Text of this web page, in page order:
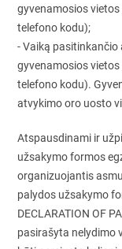
gyvenamosios
telefono kodu);
- Vaiką pasitinkančio
gyvenamosios
telefono kodu).
atvykimo oro uosto
Atspausdinami ir
užsakymo formos
organizuojantis
palydos užsakymo
DECLARATION OF
pasirašyta nelydimo